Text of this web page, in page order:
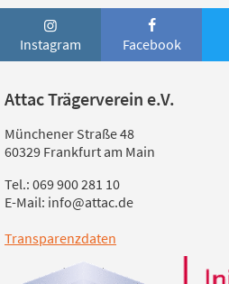
Instagram Facebook
Attac Trägerverein e.V.
Münchener Straße 48
60329 Frankfurt am Main
Tel.: 069 900 281 10
E-Mail: info@attac.de
Transparenzdaten